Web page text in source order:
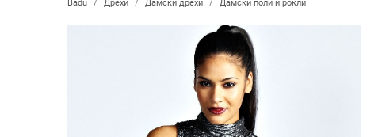
Badu Дрехи Дамски дрехи Дамски поли и рокли